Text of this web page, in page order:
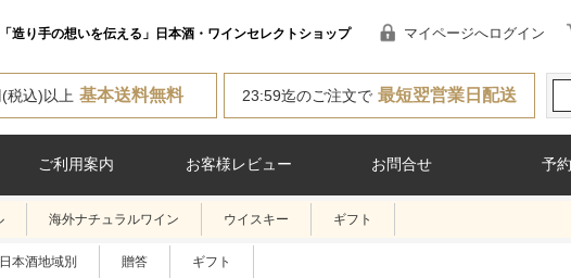
造り手の想いを伝える」日本酒・ワインセレクトショップ マイページへログイン
税込)以上 基本送料無料 23:59迄のご注文で 最短翌営業日配送
ご利用案内 お客様レビュー お問合せ 予
海外ナチュラルワイン ウイスキー ギフト
日本酒地域別 贈答 ギフト